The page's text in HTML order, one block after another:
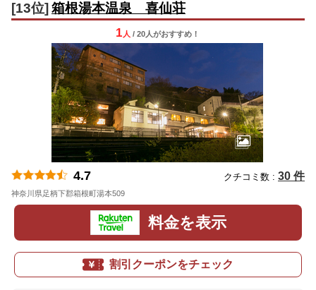
[13位] 箱根湯本温泉 喜仙荘
1 人 / 20人がおすすめ！
4.7 クチコミ数 : 30 件
神奈川県足柄下郡箱根町湯本509
料金を表示
割引クーポンをチェック